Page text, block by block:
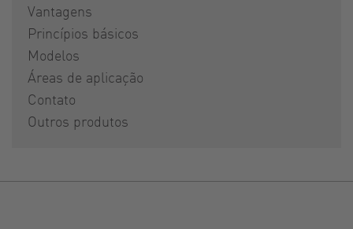
Vantagens
Princípios básicos
Modelos
Áreas de aplicação
Contato
Outros produtos